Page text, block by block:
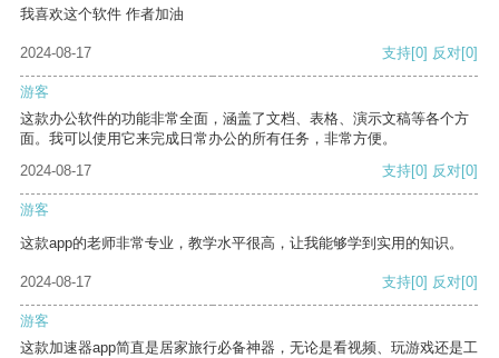
我喜欢这个软件 作者加油
2024-08-17 支持[0] 反对[0]
游客
这款办公软件的功能非常全面，涵盖了文档、表格、演示文稿等各个方
面。我可以使用它来完成日常办公的所有任务，非常方便。
2024-08-17
支持[0] 反对[0]
游客
这款app的老师非常专业，教学水平很高，让我能够学到实用的知识。
2024-08-17 支持[0] 反对[0]
游客
这款加速器app简直是居家旅行必备神器，无论是看视频、玩游戏还是工